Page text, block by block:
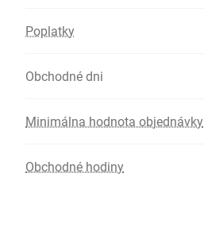
Poplatky
Obchodné dni
Minimálna hodnota objednávky
Obchodné hodiny